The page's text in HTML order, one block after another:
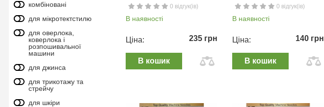
комбіновані
для мікротектстилю
для оверлока,
коверлока і
розпошивальної
машини
для джинса
для трикотажу та
стрейчу
для шкіри
0 відгук(ів)
В наявності
Ціна: 235 грн
В кошик
0 відгук(ів)
В наявності
Ціна: 140 грн
В кошик